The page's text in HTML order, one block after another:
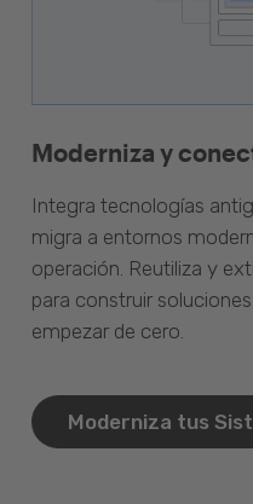
Moderniza y
Integra tecnologías
migra a entornos
operación. Reutiliza y
para construir
empezar de cero.
Moderniza tus